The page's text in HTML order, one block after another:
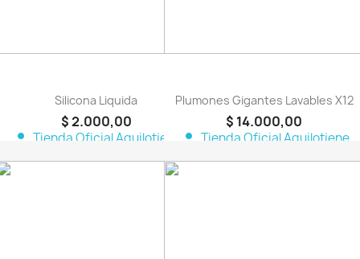
Silicona Liquida
$ 2.000,00
person Tienda Oficial Aquilotiene
Plumones Gigantes Lavables X12
$ 14.000,00
person Tienda Oficial Aquilotiene